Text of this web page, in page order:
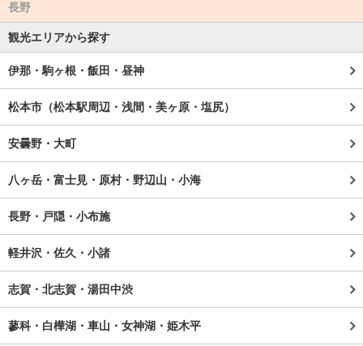
長野
観光エリアから探す
伊那・駒ヶ根・飯田・昼神
松本市（松本駅周辺・浅間・美ヶ原・塩尻）
安曇野・大町
八ヶ岳・富士見・原村・野辺山・小海
長野・戸隠・小布施
軽井沢・佐久・小諸
志賀・北志賀・湯田中渋
蓼科・白樺湖・車山・女神湖・姫木平